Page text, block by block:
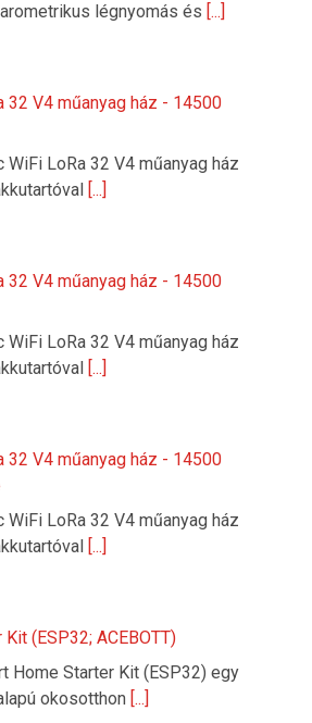
légnyomás és [...]
32 V4 műanyag ház - 14500
WiFi LoRa 32 V4 műanyag ház
[...]
32 V4 műanyag ház - 14500
WiFi LoRa 32 V4 műanyag ház
[...]
32 V4 műanyag ház - 14500
WiFi LoRa 32 V4 műanyag ház
[...]
(ESP32; ACEBOTT)
Home Starter Kit (ESP32) egy
okosotthon [...]